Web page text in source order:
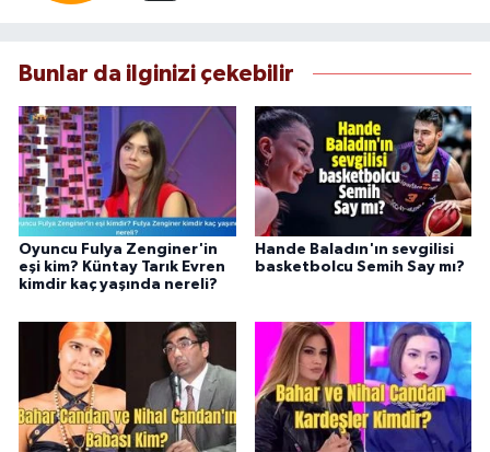
Bunlar da ilginizi çekebilir
Oyuncu Fulya Zenginer'in
eşi kim? Küntay Tarık Evren
kimdir kaç yaşında nereli?
Hande Baladın'ın sevgilisi
basketbolcu Semih Say mı?